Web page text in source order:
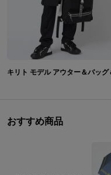
おすすめ商品